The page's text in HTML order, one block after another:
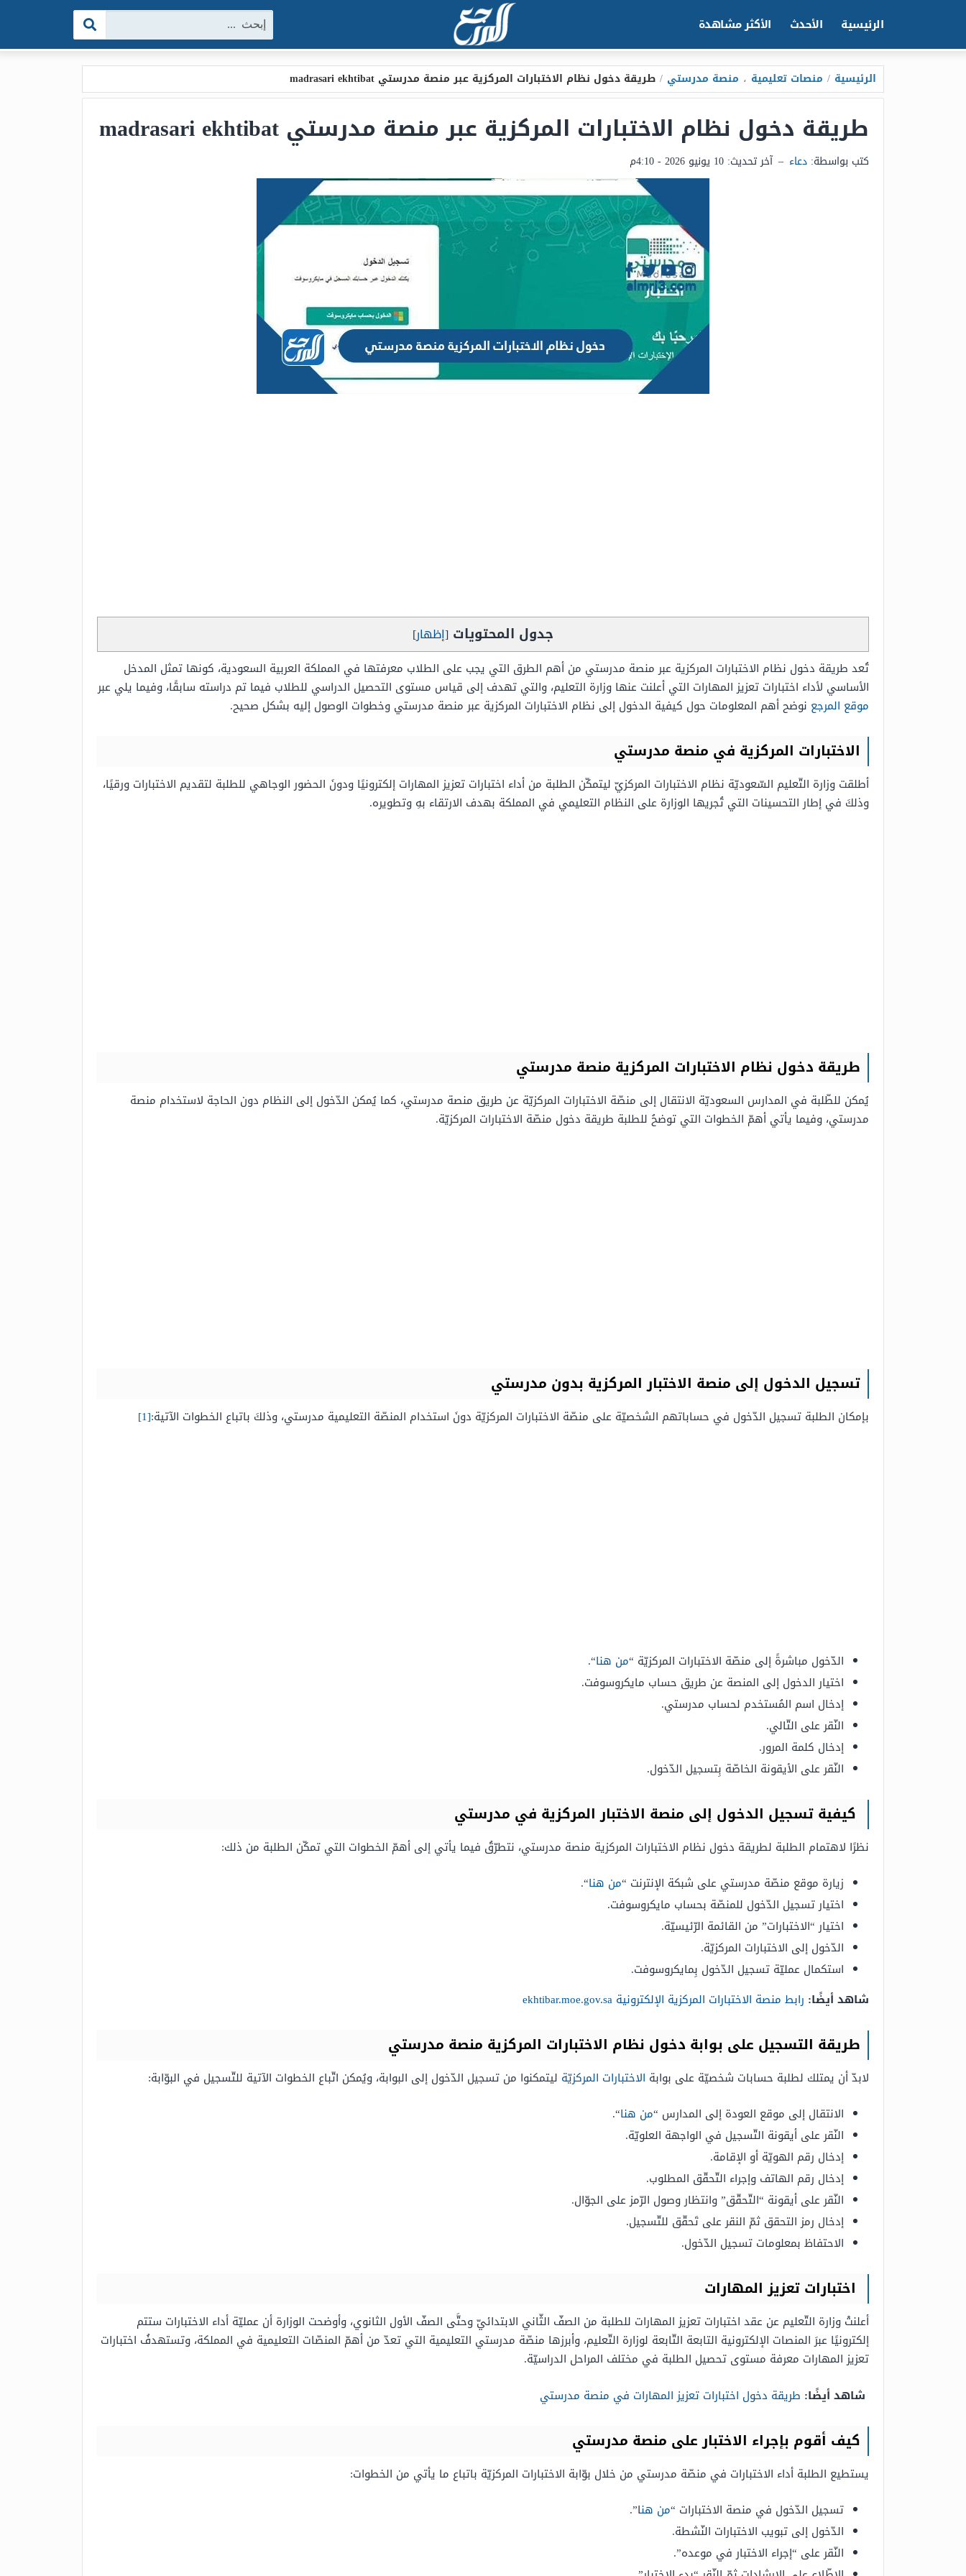
الرئيسية الأحدث الأكثر مشاهدة البحث:
الرئيسية / منصات تعليمية ، منصة مدرستي / طريقة دخول نظام الاختبارات المركزية عبر منصة مدرستي madrasari ekhtibat
طريقة دخول نظام الاختبارات المركزية عبر منصة مدرستي madrasari ekhtibat
كتب بواسطة: دعاء – آخر تحديث: 10 يونيو 2026 - 4:10م
جدول المحتويات [إظهار]
تُعد طريقة دخول نظام الاختبارات المركزية عبر منصة مدرستي من أهم الطرق التي يجب على الطلاب معرفتها في المملكة العربية السعودية، كونها تمثل المدخل
الأساسي لأداء اختبارات تعزيز المهارات التي أعلنت عنها وزارة التعليم، والتي تهدف إلى قياس مستوى التحصيل الدراسي للطلاب فيما تم دراسته سابقًا، وفيما يلي عبر
موقع المرجع نوضح أهم المعلومات حول كيفية الدخول إلى نظام الاختبارات المركزية عبر منصة مدرستي وخطوات الوصول إليه بشكل صحيح.
الاختبارات المركزية في منصة مدرستي
أطلقت وزارة التّعليم السّعوديّة نظام الاختبارات المركزيّ ليتمكّن الطلبة من أداء اختبارات تعزيز المهارات إلكترونيًا ودونَ الحضور الوجاهي للطلبة لتقديم الاختبارات ورقيًا،
وذلكَ في إطار التحسينات التي تُجريها الوزارة على النظام التعليمي في المملكة بهدف الارتقاء بهِ وتطويره.
طريقة دخول نظام الاختبارات المركزية منصة مدرستي
يُمكن للطّلبة في المدارس السعوديّة الانتقال إلى منصّة الاختبارات المركزيّة عن طريق منصة مدرستي، كما يُمكن الدّخول إلى النظام دون الحاجة لاستخدام منصة
مدرستي، وفيما يأتي أهمّ الخطوات التي توضحُ للطلبة طريقة دخول منصّة الاختبارات المركزيّة.
تسجيل الدخول إلى منصة الاختبار المركزية بدون مدرستي
بإمكان الطلبة تسجيل الدّخول في حساباتهم الشخصيّة على منصّة الاختبارات المركزيّة دونَ استخدام المنصّة التعليمية مدرستي، وذلكَ باتباع الخطوات الآتية:[1]
الدّخول مباشرةً إلى منصّة الاختبارات المركزيّة “من هنا“.
اختيار الدخول إلى المنصة عن طريق حساب مايكروسوفت.
إدخال اسم المُستخدم لحساب مدرستي.
النّقر على التّالي.
إدخال كلمة المرور.
النّقر على الأيقونة الخاصّة بِتسجيل الدّخول.
كيفية تسجيل الدخول إلى منصة الاختبار المركزية في مدرستي
نظرًا لاهتمام الطلبة لطريقة دخول نظام الاختبارات المركزية منصة مدرستي، نتطرّقُ فيما يأتي إلى أهمّ الخطوات التي تمكّن الطلبة من ذلك:
زيارة موقع منصّة مدرستي على شبكة الإنترنت “من هنا“.
اختيار تسجيل الدّخول للمنصّة بحساب مايكروسوفت.
اختيار “الاختبارات” من القائمة الرّئيسيّة.
الدّخول إلى الاختبارات المركزيّة.
استكمال عمليّة تسجيل الدّخول بِمايكروسوفت.
شاهد أيضًا: رابط منصة الاختبارات المركزية الإلكترونية ekhtibar.moe.gov.sa
طريقة التسجيل على بوابة دخول نظام الاختبارات المركزية منصة مدرستي
لابدّ أن يمتلك لطلبة حسابات شخصيّة على بوابة الاختبارات المركزيّة ليتمكنوا من تسجيل الدّخول إلى البوابة، ويُمكن اتّباع الخطوات الآتية للتّسجيل في البوّابة:
الانتقال إلى موقع العودة إلى المدارس “من هنا“.
النّقر على أيقونة التّسجيل في الواجهة العلويّة.
إدخال رقم الهويّة أو الإقامة.
إدخال رقم الهاتف وإجراء التّحقّق المطلوب.
النّقر على أيقونة “التّحقّق” وانتظار وصول الرّمز على الجوّال.
إدخال رمز التحقق ثمّ النقر على تَحقّق للتّسجيل.
الاحتفاظ بمعلومات تسجيل الدّخول.
اختبارات تعزيز المهارات
أعلنتْ وزارة التّعليم عن عقد اختبارات تعزيز المهارات للطلبة من الصفّ الثّاني الابتدائيّ وحتَّى الصفّ الأول الثانوي، وأوضحت الوزارة أن عمليّة أداء الاختبارات ستتم
إلكترونيًا عبرَ المنصات الإلكترونية التابعة التّابعة لوزارة التّعليم، وأبرزها منصّة مدرستي التعليمية التي تعدّ من أهمّ المنصّات التعليمية في المملكة، وتستهدفُ اختبارات
تعزيز المهارات معرفة مستوى تحصيل الطلبة في مختلف المراحل الدراسيّة.
شاهد أيضًا: طريقة دخول اختبارات تعزيز المهارات في منصة مدرستي
كيف أقوم بإجراء الاختبار على منصة مدرستي
يستطيع الطلبة أداء الاختبارات في منصّة مدرستي من خلال بوّابة الاختبارات المركزيّة باتباع ما يأتي من الخطوات:
تسجيل الدّخول في منصة الاختبارات “من هنا”.
الدّخول إلى تبويب الاختبارات النّشطة.
النّقر على “إجراء الاختبار في موعده”.